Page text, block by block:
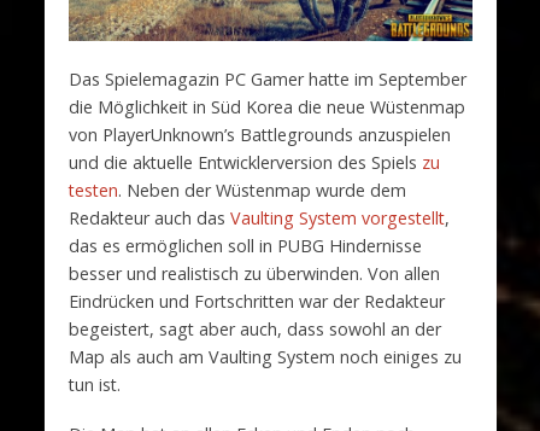
Das Spielemagazin PC Gamer hatte im September
die Möglichkeit in Süd Korea die neue Wüstenmap
von PlayerUnknown’s Battlegrounds anzuspielen
und die aktuelle Entwicklerversion des Spiels zu
testen. Neben der Wüstenmap wurde dem
Redakteur auch das Vaulting System vorgestellt,
das es ermöglichen soll in PUBG Hindernisse
besser und realistisch zu überwinden. Von allen
Eindrücken und Fortschritten war der Redakteur
begeistert, sagt aber auch, dass sowohl an der
Map als auch am Vaulting System noch einiges zu
tun ist.